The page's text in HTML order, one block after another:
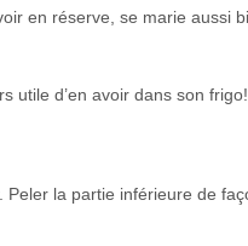
en réserve, se marie aussi
utile d’en avoir dans son frigo!
la partie inférieure de